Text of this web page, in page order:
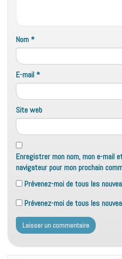
Nom*
E-mail*
Site web
Enregistrer mon nom, mon e-mail
navigateur pour mon prochain
Prévenez-moi de tous les
Prévenez-moi de tous les